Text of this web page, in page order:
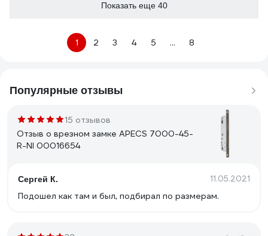
Показать еще 40
1 2 3 4 5 ... 8
Популярные отзывы
15 отзывов
Отзыв о врезном замке APECS 7000-45-
R-NI 00016654
Сергей К. 11.05.2021
Подошел как там и был, подбирал по размерам.